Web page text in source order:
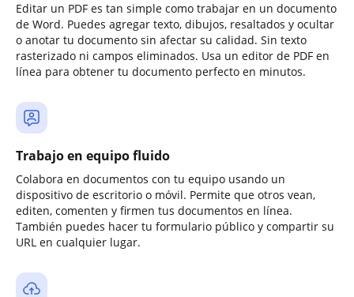
Editar un PDF es tan simple como trabajar en un documento
de Word. Puedes agregar texto, dibujos, resaltados y ocultar
o anotar tu documento sin afectar su calidad. Sin texto
rasterizado ni campos eliminados. Usa un editor de PDF en
línea para obtener tu documento perfecto en minutos.
Trabajo en equipo fluido
Colabora en documentos con tu equipo usando un
dispositivo de escritorio o móvil. Permite que otros vean,
editen, comenten y firmen tus documentos en línea.
También puedes hacer tu formulario público y compartir su
URL en cualquier lugar.